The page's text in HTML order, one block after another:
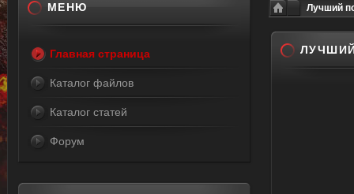
Лучший
МЕНЮ
Главная страница
Каталог файлов
Каталог статей
Форум